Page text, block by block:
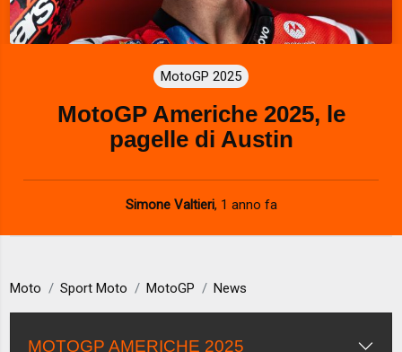
MotoGP 2025
MotoGP Americhe 2025, le
pagelle di Austin
Simone Valtieri, 1 anno fa
Moto Sport Moto MotoGP News
MOTOGP AMERICHE 2025